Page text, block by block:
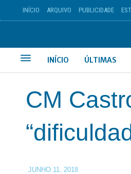
INÍCIO ARQUIVO PUBLICIDADE
INÍCIO ÚLTIMAS
CM
JUNHO 11, 2018